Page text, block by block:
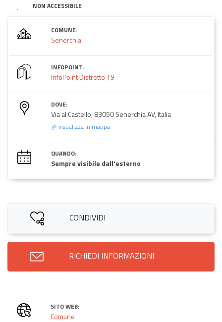
NON ACCESSIBILE
COMUNE:
Senerchia
INFOPOINT:
InfoPoint Distretto 19
DOVE:
Via al Castello, 83050 Senerchia AV, Italia
visualizza in mappa
QUANDO:
Sempre visibile dall'esterno
CONDIVIDI
RICHIEDI INFORMAZIONI
SITO WEB:
Comune